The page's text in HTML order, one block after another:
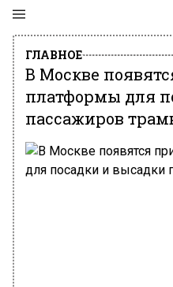
ГЛАВНОЕ
В Москве
платформы для
пассажиров